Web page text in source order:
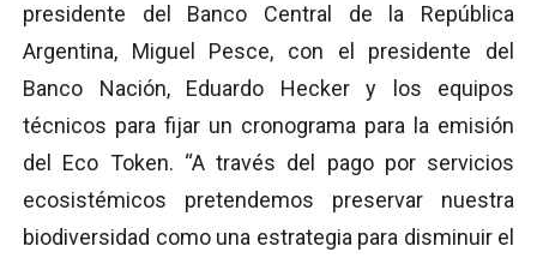
presidente del Banco Central de la República
Argentina, Miguel Pesce, con el presidente del
Banco Nación, Eduardo Hecker y los equipos
técnicos para fijar un cronograma para la emisión
del Eco Token. “A través del pago por servicios
ecosistémicos pretendemos preservar nuestra
biodiversidad como una estrategia para disminuir el